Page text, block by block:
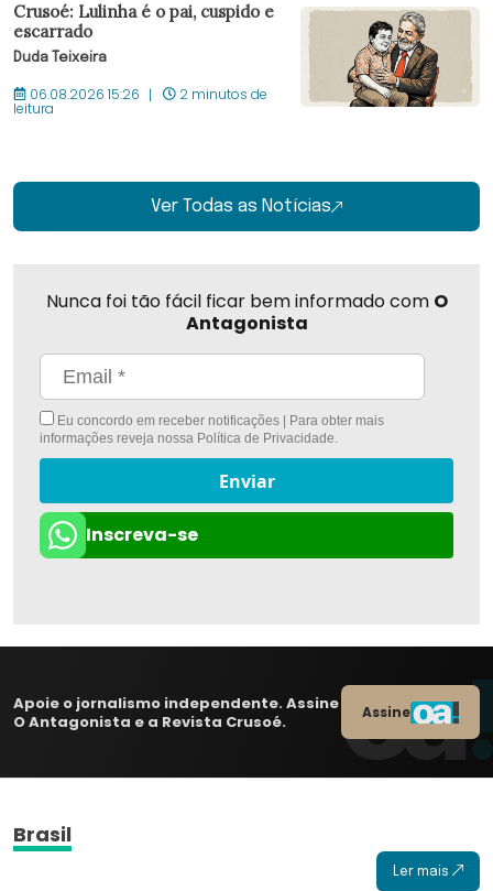
Crusoé: Lulinha é o pai, cuspido e
escarrado
Duda Teixeira
06.08.2026 15:26 2 minutos de
leitura
Ver Todas as Notícias
Nunca foi tão fácil ficar bem informado com O
Antagonista
Eu concordo em receber notificações | Para obter mais
informações reveja nossa Política de Privacidade.
Enviar
Inscreva-se
Apoie o jornalismo independente. Assine
O Antagonista e a Revista Crusoé.
Assine
Brasil
Ler mais